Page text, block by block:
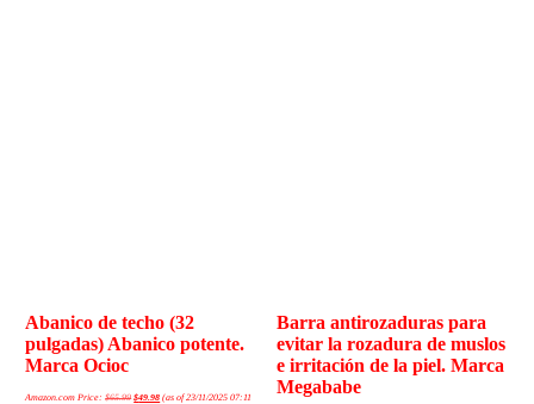
Abanico de techo (32
pulgadas) Abanico potente.
Marca Ocioc
Amazon.com Price:$65.99 $49.98 (as of 23/11/2025 07:11
Barra antirozaduras para
evitar la rozadura de muslos
e irritación de la piel. Marca
Megababe